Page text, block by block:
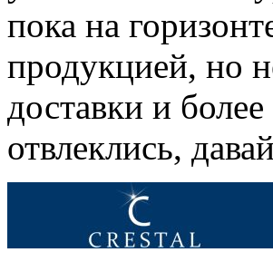
пока на
продукцией, но
доставки и
отвлеклись,